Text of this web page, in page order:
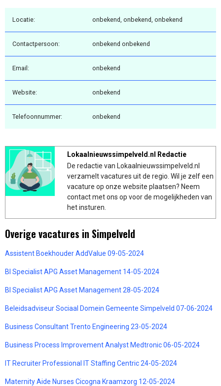
Locatie: onbekend, onbekend, onbekend
Contactpersoon: onbekend onbekend
Email: onbekend
Website: onbekend
Telefoonnummer: onbekend
Lokaalnieuwssimpelveld.nl Redactie
De redactie van Lokaalnieuwssimpelveld.nl
verzamelt vacatures uit de regio. Wil je zelf een
vacature op onze website plaatsen? Neem
contact met ons op voor de mogelijkheden van
het insturen.
Overige vacatures in Simpelveld
Assistent Boekhouder AddValue 09-05-2024
BI Specialist APG Asset Management 14-05-2024
BI Specialist APG Asset Management 28-05-2024
Beleidsadviseur Sociaal Domein Gemeente Simpelveld 07-06-2024
Business Consultant Trento Engineering 23-05-2024
Business Process Improvement Analyst Medtronic 06-05-2024
IT Recruiter Professional IT Staffing Centric 24-05-2024
Maternity Aide Nurses Cicogna Kraamzorg 12-05-2024